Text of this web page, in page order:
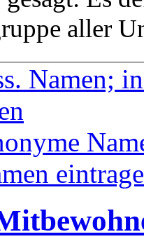
aller
Namen;